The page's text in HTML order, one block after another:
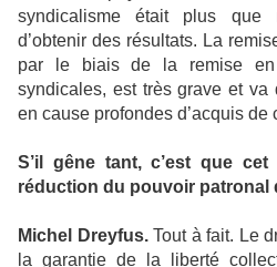
syndicalisme était plus que
d’obtenir des résultats. La
par le biais de la remise en
syndicales, est très grave et
en cause profondes d’acquis de
S’il gêne tant, c’est que
réduction du pouvoir patronal
Michel Dreyfus.Tout à fait. Le
la garantie de la liberté